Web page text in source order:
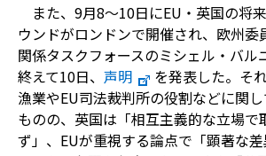
また、9月8～10日にEU・英国の将
ウンドがロンドンで開催され、欧州委
関係タスクフォースのミシェル・バル
終えて10日、 声明
を発表した。そ
漁業やEU司法裁判所の役割などに関
ものの、英国は「相互主義的な立場で
ず」、EUが重視する論点で「顕著な差